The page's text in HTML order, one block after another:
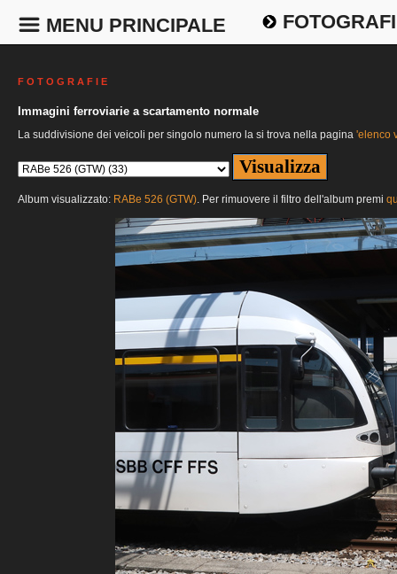
MENU PRINCIPALE
F O T O G R A F I E
Immagini ferroviarie a scartamento normale
La suddivisione dei veicoli per singolo numero la si trova nella pagina 'elenco
Album visualizzato: RABe 526 (GTW). Per rimuovere il filtro dell'album premi